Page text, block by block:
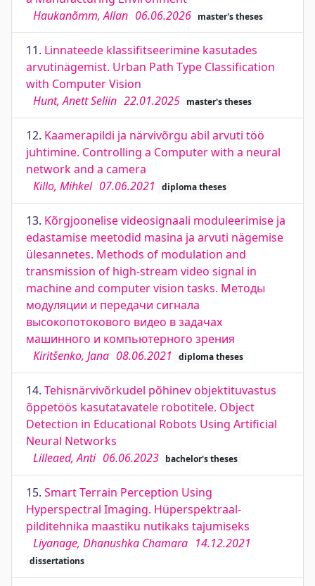
Haukanõmm, Allan 06.06.2026 master's theses
11. Linnateede klassifitseerimine kasutades
arvutinägemist. Urban Path Type Classification
with Computer Vision
Hunt, Anett Seliin 22.01.2025 master's theses
12. Kaamerapildi ja närvivõrgu abil arvuti töö
juhtimine. Controlling a Computer with a neural
network and a camera
Killo, Mihkel 07.06.2021 diploma theses
13. Kõrgjoonelise videosignaali moduleerimise ja
edastamise meetodid masina ja arvuti nägemise
ülesannetes. Methods of modulation and
transmission of high-stream video signal in
machine and computer vision tasks. Методы
модуляции и передачи сигнала
высокопотокового видео в задачах
машинного и компьютерного зрения
Kiritšenko, Jana 08.06.2021 diploma theses
14. Tehisnärvivõrkudel põhinev objektituvastus
õppetöös kasutatavatele robotitele. Object
Detection in Educational Robots Using Artificial
Neural Networks
Lilleaed, Anti 06.06.2023 bachelor's theses
15. Smart Terrain Perception Using
Hyperspectral Imaging. Hüperspektraal-
pilditehnika maastiku nutikaks tajumiseks
Liyanage, Dhanushka Chamara 14.12.2021
dissertations